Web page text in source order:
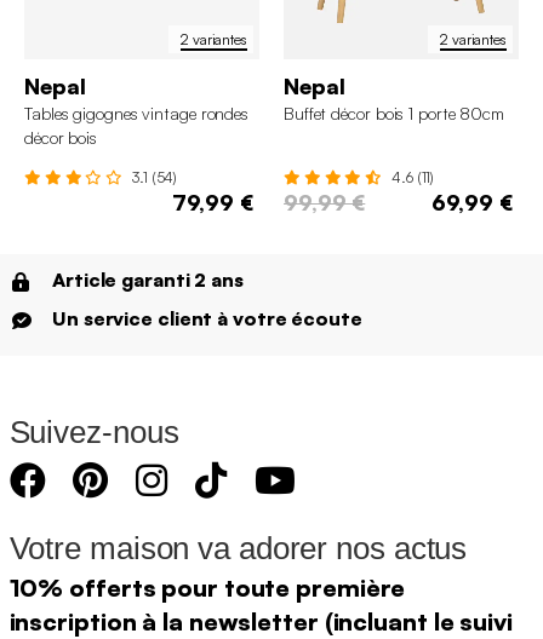
2 variantes
Nepal
Tables gigognes vintage rondes
décor bois
3.1 (54)
79,99 €
2 variantes
Nepal
Buffet décor bois 1 porte 80cm
4.6 (11)
99,99 € 69,99 €
Article garanti 2 ans
Un service client à votre écoute
Suivez-nous
Votre maison va adorer nos actus
10% offerts pour toute première
inscription à la newsletter (incluant le suivi